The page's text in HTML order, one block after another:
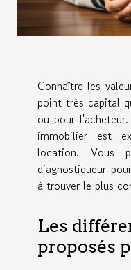
Connaître les
point très capital
ou pour
immobilier est
location. Vous
diagnostiqueur
à trouver le plus
Les
proposés